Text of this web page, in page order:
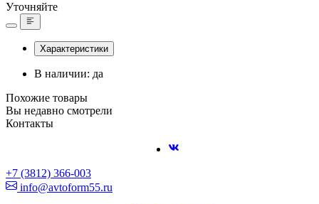
Уточняйте
Характеристики
В наличии: да
Похожие товары
Вы недавно смотрели
Контакты
+7 (3812) 366-003
info@avtoform55.ru